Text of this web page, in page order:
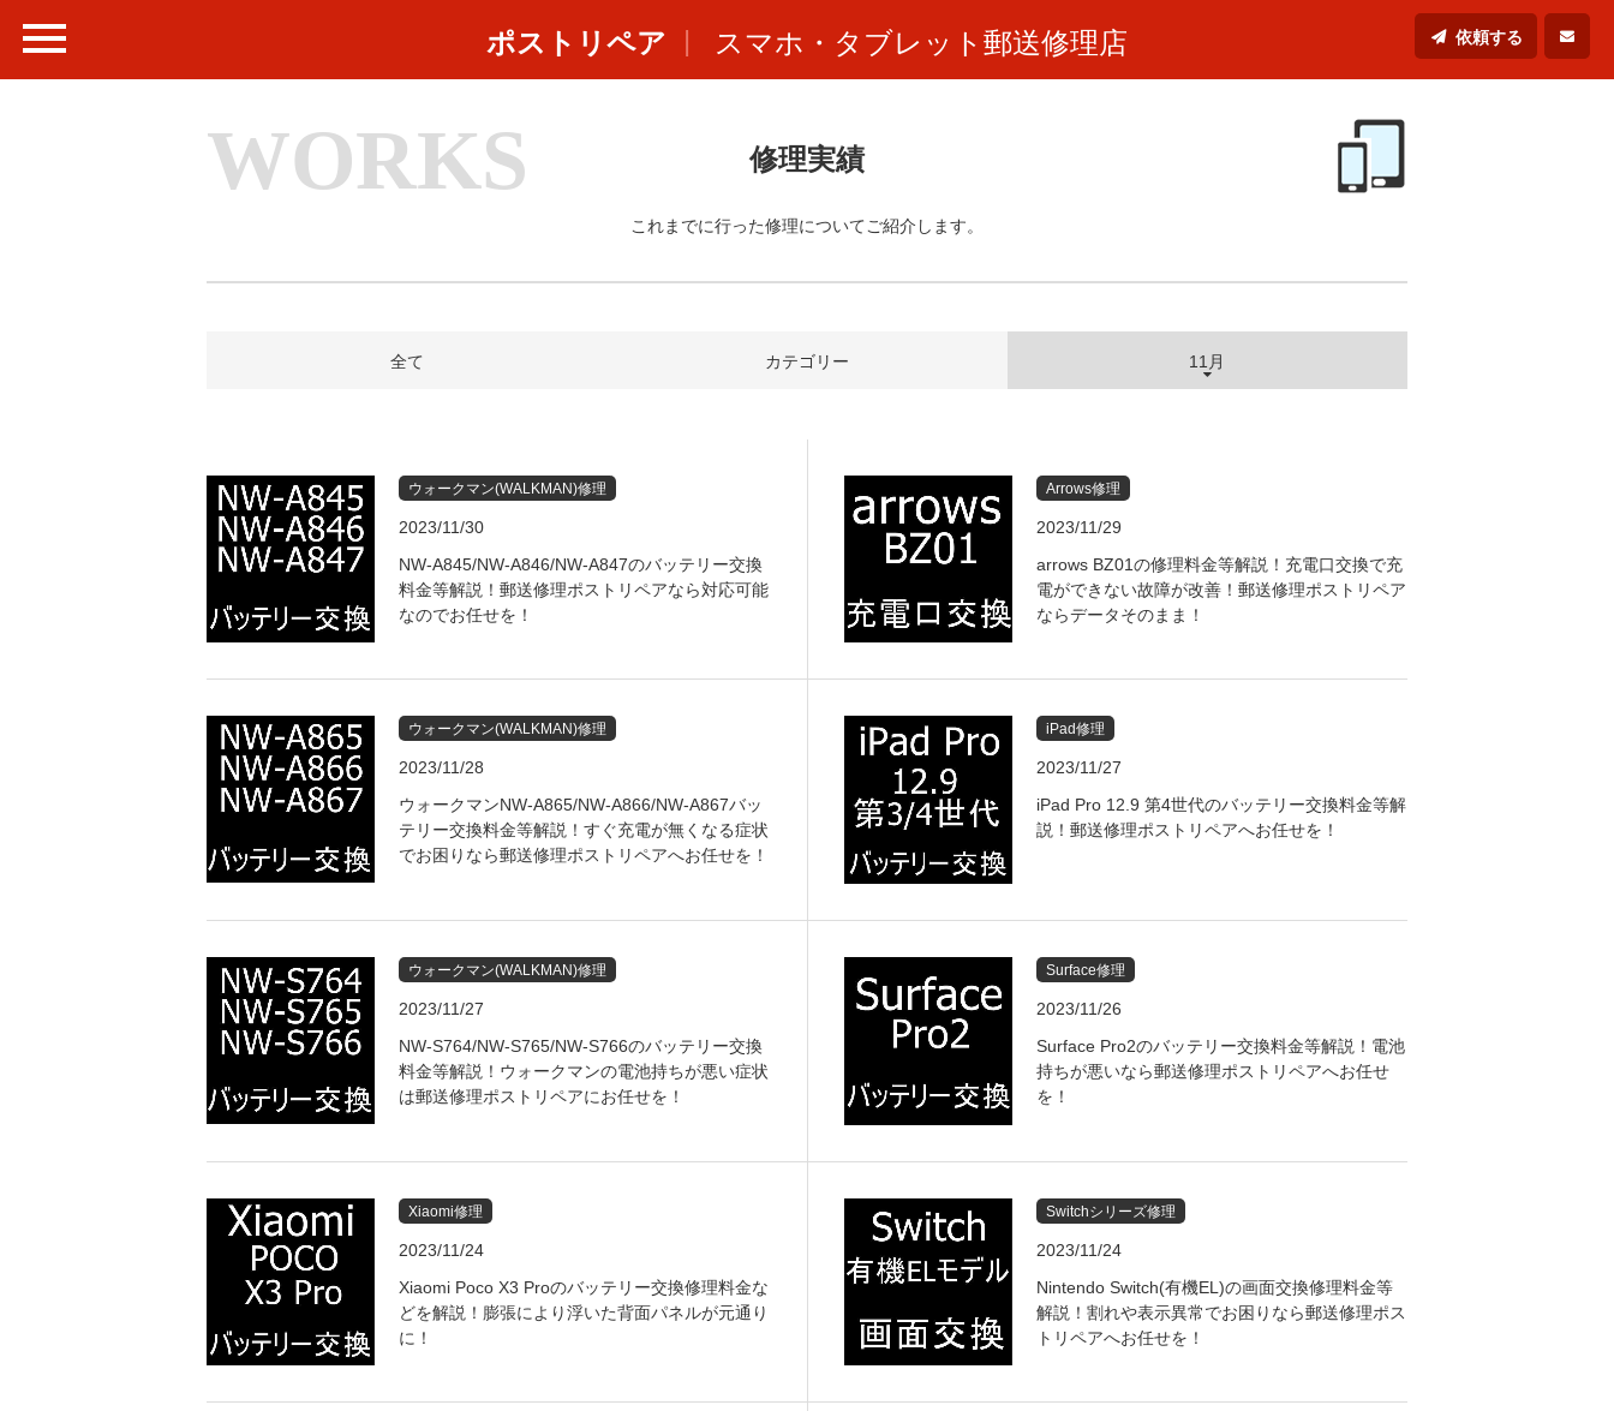
ポストリペア スマホ・タブレット郵送修理店 依頼する
WORKS 修理実績
これまでに行った修理についてご紹介します。
全て カテゴリー 11月
ウォークマン(WALKMAN)修理
2023/11/30
NW-A845/NW-A846/NW-A847のバッテリー交換
料金等解説！郵送修理ポストリペアなら対応可能
なのでお任せを！
Arrows修理
2023/11/29
arrows BZ01の修理料金等解説！充電口交換で充
電ができない故障が改善！郵送修理ポストリペア
ならデータそのまま！
ウォークマン(WALKMAN)修理
2023/11/28
ウォークマンNW-A865/NW-A866/NW-A867バッ
テリー交換料金等解説！すぐ充電が無くなる症状
でお困りなら郵送修理ポストリペアへお任せを！
iPad修理
2023/11/27
iPad Pro 12.9 第4世代のバッテリー交換料金等解
説！郵送修理ポストリペアへお任せを！
ウォークマン(WALKMAN)修理
2023/11/27
NW-S764/NW-S765/NW-S766のバッテリー交換
料金等解説！ウォークマンの電池持ちが悪い症状
は郵送修理ポストリペアにお任せを！
Surface修理
2023/11/26
Surface Pro2のバッテリー交換料金等解説！電池
持ちが悪いなら郵送修理ポストリペアへお任せ
を！
Xiaomi修理
2023/11/24
Xiaomi Poco X3 Proのバッテリー交換修理料金な
どを解説！膨張により浮いた背面パネルが元通り
に！
Switchシリーズ修理
2023/11/24
Nintendo Switch(有機EL)の画面交換修理料金等
解説！割れや表示異常でお困りなら郵送修理ポス
トリペアへお任せを！